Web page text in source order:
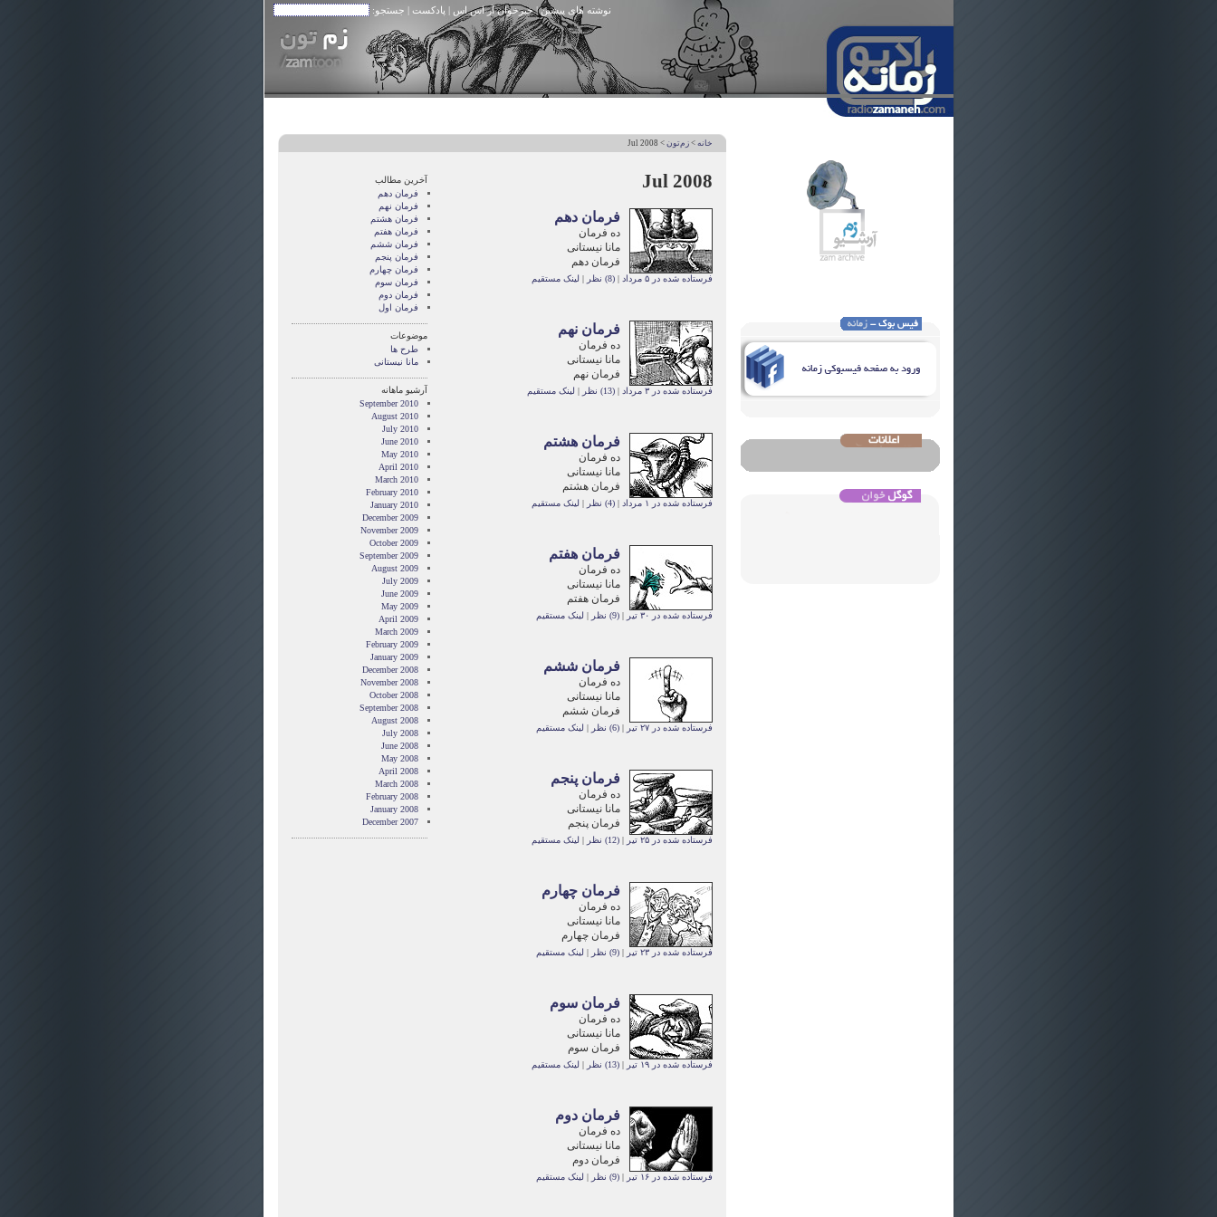
نوشته های پیشین|خبرخوان آر اس اس | پادکست | جستجو:
خانه >زم‌تون > Jul 2008
Jul 2008
فرمان دهم
ده فرمان
مانا نیستانی
فرمان دهم
فرستاده شده در ۵ مرداد |(8) نظر | لینک مستقیم
فرمان نهم
ده فرمان
مانا نیستانی
فرمان نهم
فرستاده شده در ۳ مرداد |(13) نظر | لینک مستقیم
فرمان هشتم
ده فرمان
مانا نیستانی
فرمان هشتم
فرستاده شده در ۱ مرداد |(4) نظر | لینک مستقیم
فرمان هفتم
ده فرمان
مانا نیستانی
فرمان هفتم
فرستاده شده در ۳۰ تیر |(9) نظر | لینک مستقیم
فرمان ششم
ده فرمان
مانا نیستانی
فرمان ششم
فرستاده شده در ۲۷ تیر |(6) نظر | لینک مستقیم
فرمان پنجم
ده فرمان
مانا نیستانی
فرمان پنجم
فرستاده شده در ۲۵ تیر |(12) نظر | لینک مستقیم
فرمان چهارم
ده فرمان
مانا نیستانی
فرمان چهارم
فرستاده شده در ۲۳ تیر |(9) نظر | لینک مستقیم
فرمان سوم
ده فرمان
مانا نیستانی
فرمان سوم
فرستاده شده در ۱۹ تیر |(13) نظر | لینک مستقیم
فرمان دوم
ده فرمان
مانا نیستانی
فرمان دوم
فرستاده شده در ۱۶ تیر |(9) نظر | لینک مستقیم
آخرین مطالب
فرمان دهم
فرمان نهم
فرمان هشتم
فرمان هفتم
فرمان ششم
فرمان پنجم
فرمان چهارم
فرمان سوم
فرمان دوم
فرمان اول
موضوعات
طرح ها
مانا نیستانی
آرشیو ماهانه
September 2010
August 2010
July 2010
June 2010
May 2010
April 2010
March 2010
February 2010
January 2010
December 2009
November 2009
October 2009
September 2009
August 2009
July 2009
June 2009
May 2009
April 2009
March 2009
February 2009
January 2009
December 2008
November 2008
October 2008
September 2008
August 2008
July 2008
June 2008
May 2008
April 2008
March 2008
February 2008
January 2008
December 2007